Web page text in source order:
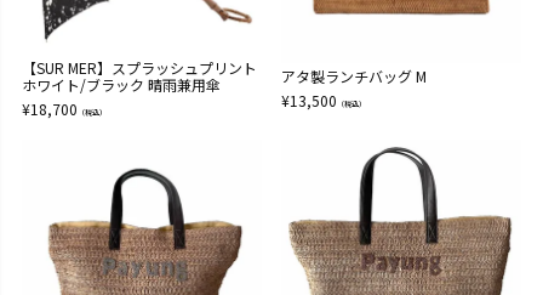
【SUR MER】スプラッシュプリント
ホワイト/ブラック 晴雨兼用傘
¥18,700 （税込）
アタ製ランチバッグ M
¥13,500 （税込）